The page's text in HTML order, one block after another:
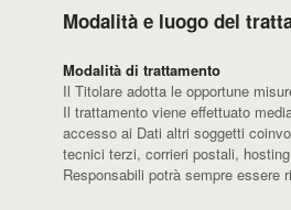
Modalità e luogo del
Modalità di trattamento
Il Titolare adotta le opportune
Il trattamento viene effettuato
accesso ai Dati altri soggetti
tecnici terzi, corrieri postali,
Responsabili potrà sempre essere